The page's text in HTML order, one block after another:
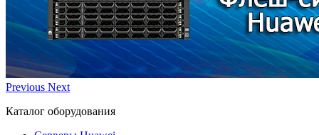
Previous Next
Каталог оборудования